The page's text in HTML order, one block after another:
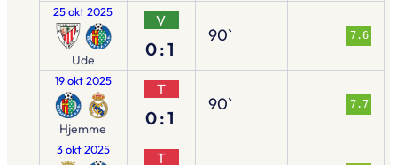
25 okt 2025
Ude
V
0:1
90` 7.6
19 okt 2025
Hjemme
T
0:1
90` 7.7
3 okt 2025 T